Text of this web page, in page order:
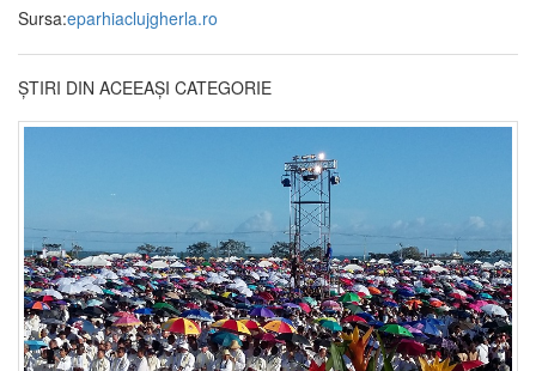
Sursa:eparhiaclujgherla.ro
ȘTIRI DIN ACEEAȘI CATEGORIE